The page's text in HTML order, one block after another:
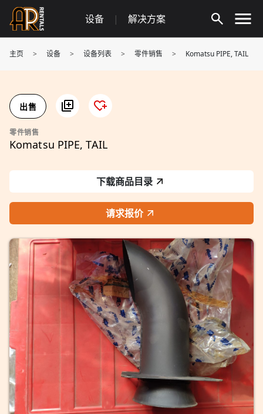
Skip
content
设备 | 解决方案
主页 > 设备 > 设备列表 > 零件销售 > Komatsu PIPE, TAIL
出售
零件销售
Komatsu PIPE, TAIL
下载商品目录
请求报价